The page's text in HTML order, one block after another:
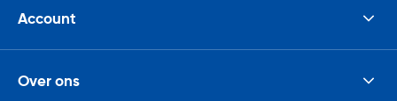
Account
Over ons